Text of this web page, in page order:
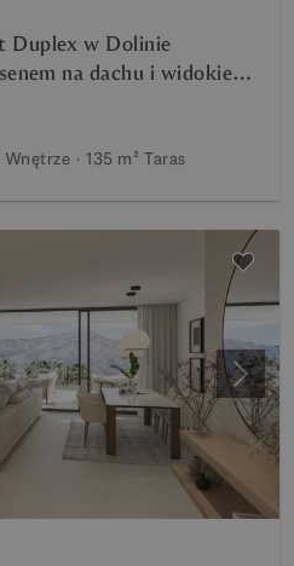
Duplex w Dolinie
na dachu i widokiem
Wnętrze 135 m² Taras